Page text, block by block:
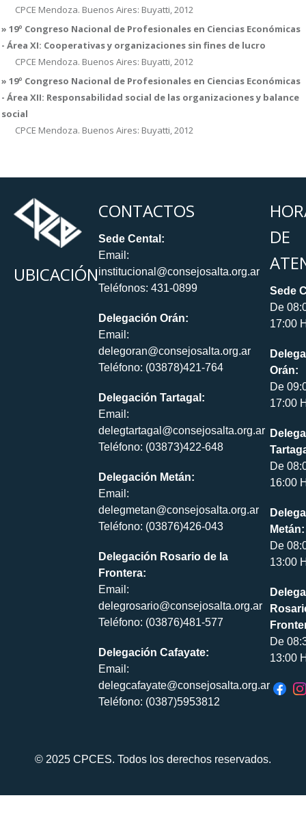
CPCE Mendoza. Buenos Aires: Buyatti, 2012
» 19º Congreso Nacional de Profesionales en Ciencias Económicas
- Área XI: Cooperativas y organizaciones sin fines de lucro
CPCE Mendoza. Buenos Aires: Buyatti, 2012
» 19º Congreso Nacional de Profesionales en Ciencias Económicas
- Área XII: Responsabilidad social de las organizaciones y balance
social
CPCE Mendoza. Buenos Aires: Buyatti, 2012
UBICACIÓN
CONTACTOS
Sede Cental:
Email:
institucional@consejosalta.org.ar
Teléfonos: 431-0899
Delegación Orán:
Email:
delegoran@consejosalta.org.ar
Teléfono: (03878)421-764
Delegación Tartagal:
Email:
delegtartagal@consejosalta.org.ar
Teléfono: (03873)422-648
Delegación Metán:
Email:
delegmetan@consejosalta.org.ar
Teléfono: (03876)426-043
Delegación Rosario de la
Frontera:
Email:
delegrosario@consejosalta.org.ar
Teléfono: (03876)481-577
Delegación Cafayate:
Email:
delegcafayate@consejosalta.org.ar
Teléfono: (0387)5953812
DE
Sede
De
17:00
Orán:
De
17:00
De
16:00
Metán:
De
13:00
De
13:00
© 2025 CPCES. Todos los derechos reservados.